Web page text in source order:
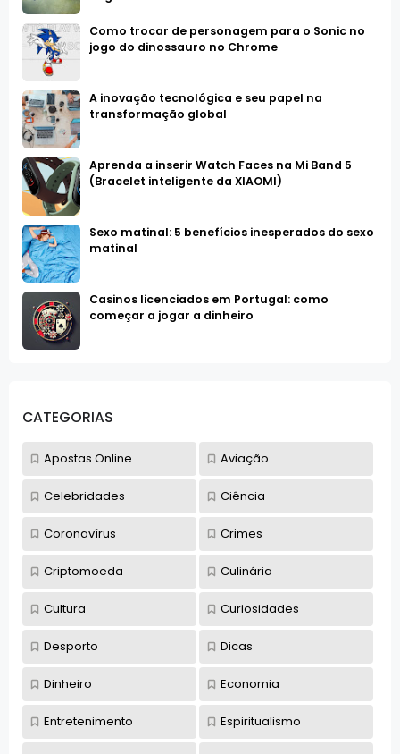
Como trocar de personagem para o Sonic no
jogo do dinossauro no Chrome
A inovação tecnológica e seu papel na
transformação global
Aprenda a inserir Watch Faces na Mi Band 5
(Bracelet inteligente da XIAOMI)
Sexo matinal: 5 benefícios inesperados do sexo
matinal
Casinos licenciados em Portugal: como
começar a jogar a dinheiro
CATEGORIAS
Apostas Online Aviação
Celebridades Ciência
Coronavírus Crimes
Criptomoeda Culinária
Cultura Curiosidades
Desporto Dicas
Dinheiro Economia
Entretenimento Espiritualismo